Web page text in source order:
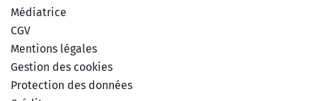
Médiatrice
CGV
Mentions légales
Gestion des cookies
Protection des données